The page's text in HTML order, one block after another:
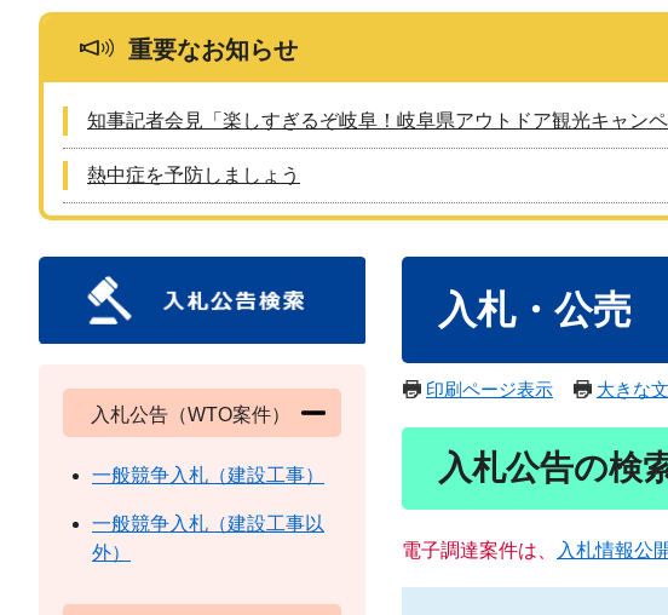
重要なお知らせ
知事記者会見「楽しすぎるぞ岐阜！岐阜県アウトドア観光キャン
熱中症を予防しましょう
入札・公売
印刷ページ表示 大きな
入札公告の検
電子調達案件は、 入札情報公
入札公告（WTO案件）
一般競争入札（建設工事）
一般競争入札（建設工事以
外）